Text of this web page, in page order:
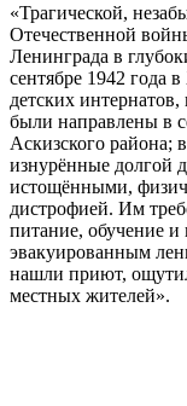
«Трагической,
Отечественной
Ленинграда в
сентябре 1942 года
детских
были направлены в
Аскизского
изнурённые долгой
истощёнными,
дистрофией. Им
питание, обучение и
эвакуированным
нашли приют,
местных жителей».